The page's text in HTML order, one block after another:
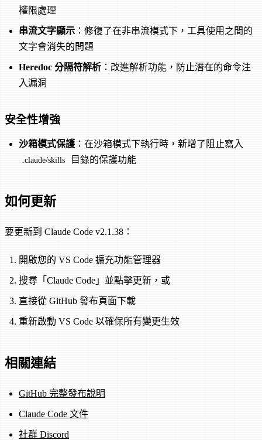
權限處理
串流文字顯示 ：修復了在非串流模式下，工具使用之間的
文字會消失的問題
Heredoc 分隔符解析 ：改進解析功能，防止潛在的命令注
入漏洞
安全性增強
沙箱模式保護 ：在沙箱模式下執行時，新增了阻止寫入
.claude/skills 目錄的保護功能
如何更新
要更新到 Claude Code v2.1.38：
開啟您的 VS Code 擴充功能管理器
搜尋「Claude Code」並點擊更新，或
直接從 GitHub 發布頁面下載
重新啟動 VS Code 以確保所有變更生效
相關連結
GitHub 完整發布說明
Claude Code 文件
社群 Discord